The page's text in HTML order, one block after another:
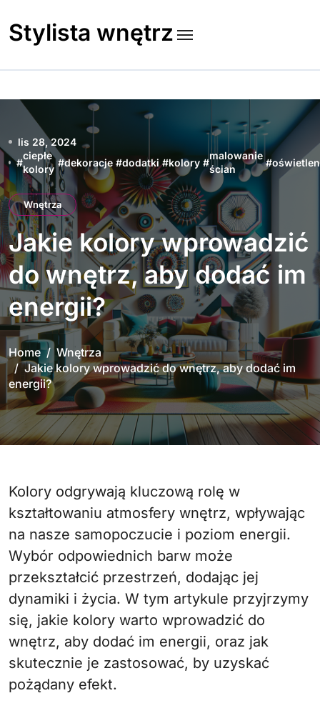
content
Stylista wnętrz
lis 28, 2024
#
ciepłe
kolory
#dekoracje #dodatki #kolory #
malowanie
ścian
#oświetlen
Wnętrza
Jakie kolory wprowadzić
do wnętrz, aby dodać im
energii?
Home
Wnętrza
Jakie kolory wprowadzić do wnętrz, aby dodać im
energii?
Kolory odgrywają kluczową rolę w
kształtowaniu atmosfery wnętrz, wpływając
na nasze samopoczucie i poziom energii.
Wybór odpowiednich barw może
przekształcić przestrzeń, dodając jej
dynamiki i życia. W tym artykule przyjrzymy
się, jakie kolory warto wprowadzić do
wnętrz, aby dodać im energii, oraz jak
skutecznie je zastosować, by uzyskać
pożądany efekt.